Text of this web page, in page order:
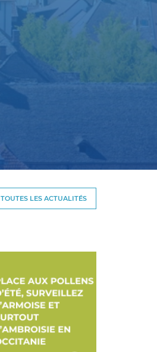
TOUTES LES ACTUALITÉS